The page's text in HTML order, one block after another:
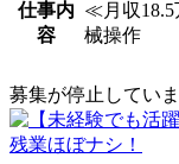
仕事内
容
≪月収18.5
械操作
募集が停止してい